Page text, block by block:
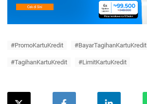
#PromoKartuKredit #BayarTagihanKartuKredit
#TagihanKartuKredit #LimitKartuKredit